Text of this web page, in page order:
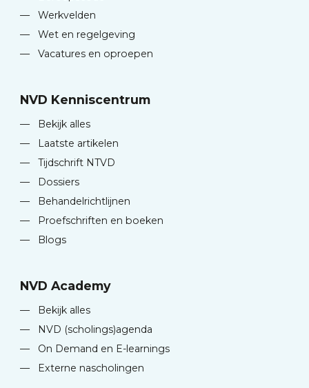
—
Werkvelden
—
Wet en regelgeving
—
Vacatures en oproepen
NVD Kenniscentrum
—
Bekijk alles
—
Laatste artikelen
—
Tijdschrift NTVD
—
Dossiers
—
Behandelrichtlijnen
—
Proefschriften en boeken
—
Blogs
NVD Academy
—
Bekijk alles
—
NVD (scholings)agenda
—
On Demand en E-learnings
—
Externe nascholingen